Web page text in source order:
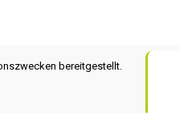
bereitgestellt.